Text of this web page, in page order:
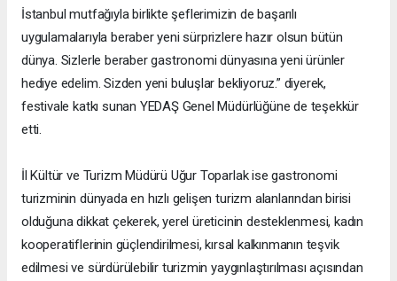
İstanbul mutfağıyla birlikte şeflerimizin de başarılı
uygulamalarıyla beraber yeni sürprizlere hazır olsun bütün
dünya. Sizlerle beraber gastronomi dünyasına yeni ürünler
hediye edelim. Sizden yeni buluşlar bekliyoruz.” diyerek,
festivale katkı sunan YEDAŞ Genel Müdürlüğüne de teşekkür
etti.
İl Kültür ve Turizm Müdürü Uğur Toparlak ise gastronomi
turizminin dünyada en hızlı gelişen turizm alanlarından birisi
olduğuna dikkat çekerek, yerel üreticinin desteklenmesi, kadın
kooperatiflerinin güçlendirilmesi, kırsal kalkınmanın teşvik
edilmesi ve sürdürülebilir turizmin yaygınlaştırılması açısından